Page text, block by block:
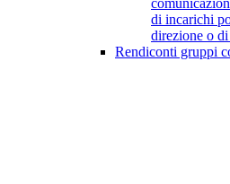
di incarichi
direzione o
Rendiconti gruppi